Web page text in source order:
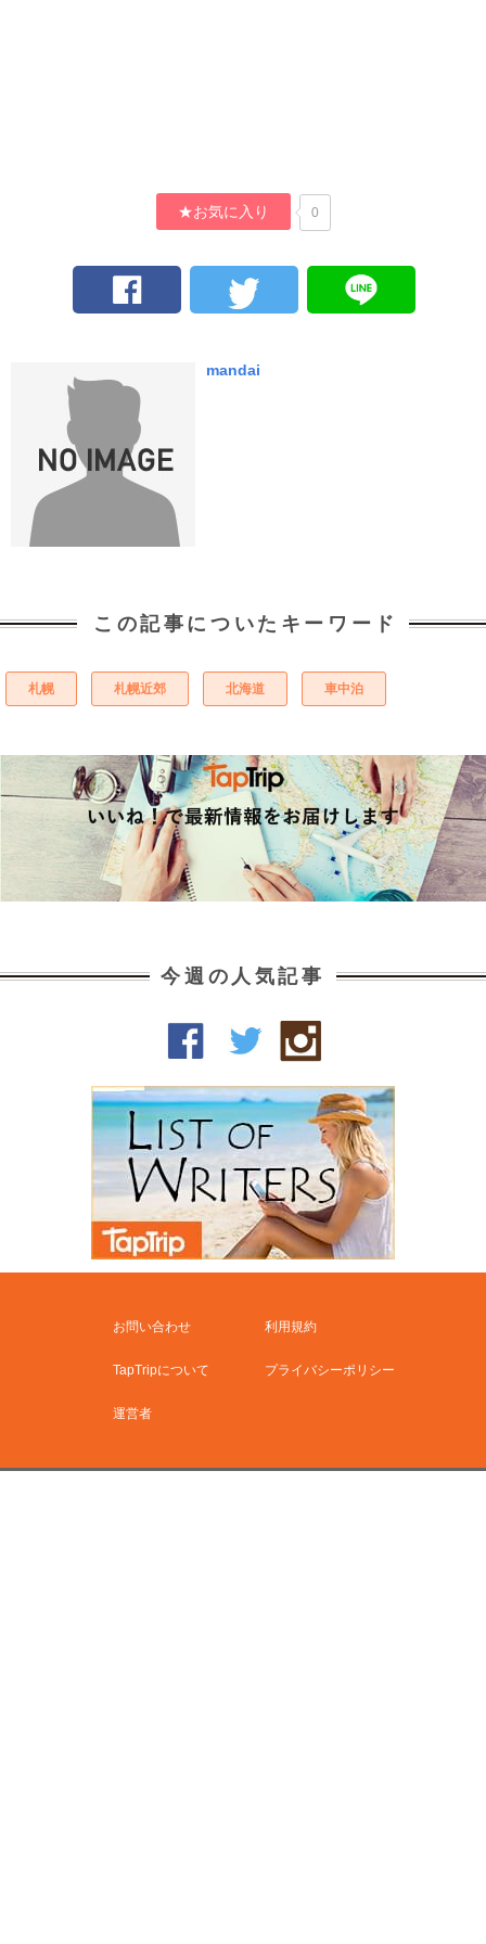
★お気に入り 0
mandai
この記事についたキーワード
札幌 札幌近郊 北海道 車中泊
今週の人気記事
お問い合わせ 利用規約
TapTripについて プライバシーポリシー
運営者